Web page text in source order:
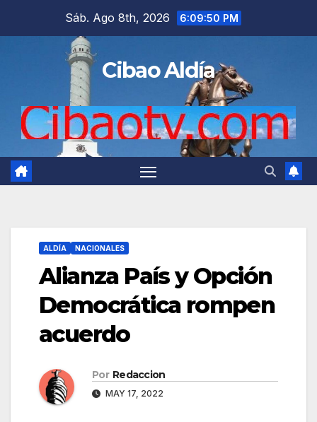
Sáb. Ago 8th, 2026 6:09:51 PM
Cibao Aldía
ALDÍA NACIONALES
Alianza País y Opción
Democrática rompen
acuerdo
Por Redaccion
MAY 17, 2022